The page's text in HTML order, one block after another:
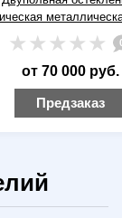
9016 (белая) с
шт)
от 70 000 руб.
Предзаказ